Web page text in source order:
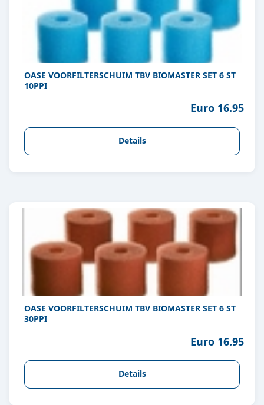
OASE VOORFILTERSCHUIM TBV BIOMASTER SET 6 ST
10PPI
Euro 16.95
Details
OASE VOORFILTERSCHUIM TBV BIOMASTER SET 6 ST
30PPI
Euro 16.95
Details